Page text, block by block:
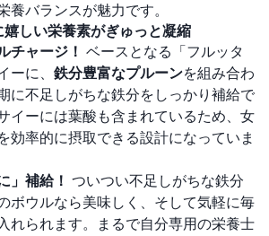
養バランスが魅力です。
しい栄養素がぎゅっと凝縮
チャージ！ ベースとなる「フルッタ
ーに、 鉄分豊富なプルーンを組み合わ
に不足しがちな鉄分をしっかり補給で
イーには葉酸も含まれているため、女
効率的に摂取できる設計になっていま
」補給！ ついつい不足しがちな鉄分
ボウルなら美味しく、そして気軽に毎
れられます。まるで自分専用の栄養士